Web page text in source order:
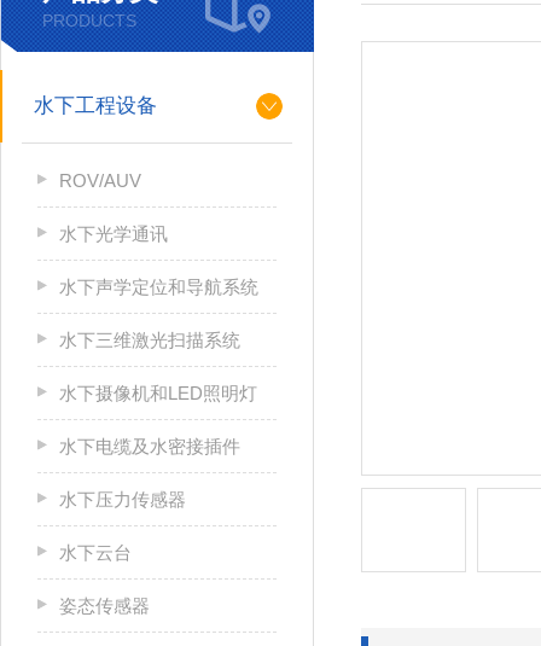
PRODUCTS
水下工程设备
ROV/AUV
水下光学通讯
水下声学定位和导航系统
水下三维激光扫描系统
水下摄像机和LED照明灯
水下电缆及水密接插件
水下压力传感器
水下云台
姿态传感器